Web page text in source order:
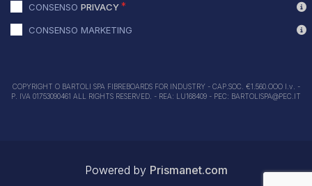
CONSENSO PRIVACY
CONSENSO MARKETING
COPYRIGHT O BARTOLI SPA FIBREBOARDS FOR INDUSTRY - CAP.SOC. €1.560.OOO I.v. -
P. IVA 01753090461 ALL RIGHTS RESERVED. - REA: LU168409 - PEC: BARTOLISPA@PEC.IT
Powered by Prismanet.com